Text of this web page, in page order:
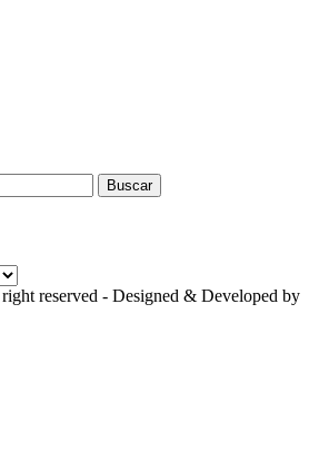
reserved - Designed & Developed by